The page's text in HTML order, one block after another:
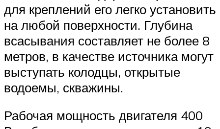
для креплений его легко установить
на любой поверхности. Глубина
всасывания составляет не более 8
метров, в качестве источника могут
выступать колодцы, открытые
водоемы, скважины.
Рабочая мощность двигателя 400